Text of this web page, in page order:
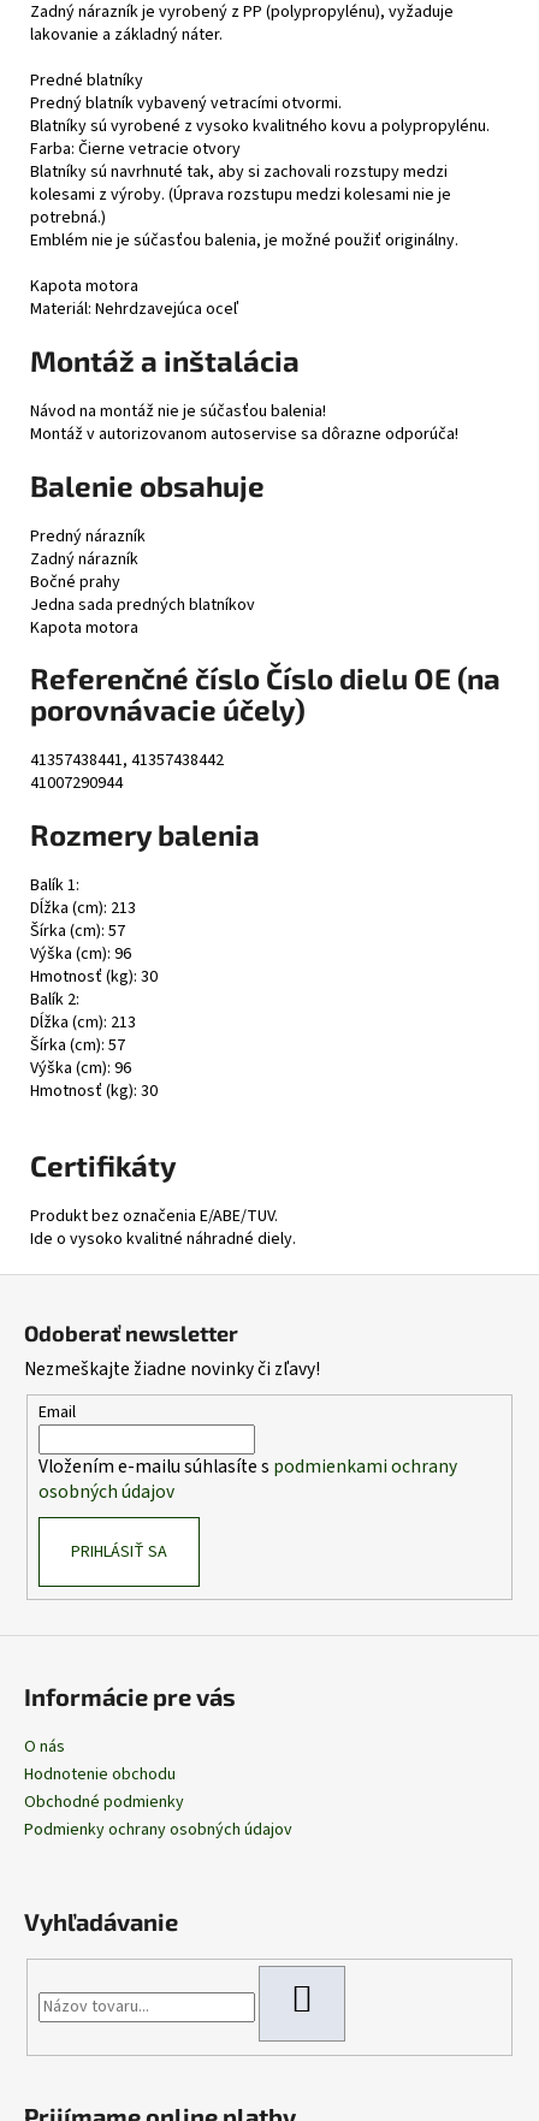
Zadný nárazník je vyrobený z PP (polypropylénu), vyžaduje
lakovanie a základný náter.
Predné blatníky
Predný blatník vybavený vetracími otvormi.
Blatníky sú vyrobené z vysoko kvalitného kovu a polypropylénu.
Farba: Čierne vetracie otvory
Blatníky sú navrhnuté tak, aby si zachovali rozstupy medzi
kolesami z výroby. (Úprava rozstupu medzi kolesami nie je
potrebná.)
Emblém nie je súčasťou balenia, je možné použiť originálny.
Kapota motora
Materiál: Nehrdzavejúca oceľ
Montáž a inštalácia
Návod na montáž nie je súčasťou balenia!
Montáž v autorizovanom autoservise sa dôrazne odporúča!
Balenie obsahuje
Predný nárazník
Zadný nárazník
Bočné prahy
Jedna sada predných blatníkov
Kapota motora
Referenčné číslo Číslo dielu OE (na
porovnávacie účely)
41357438441, 41357438442
41007290944
Rozmery balenia
Balík 1:
Dĺžka (cm): 213
Šírka (cm): 57
Výška (cm): 96
Hmotnosť (kg): 30
Balík 2:
Dĺžka (cm): 213
Šírka (cm): 57
Výška (cm): 96
Hmotnosť (kg): 30
Certifikáty
Produkt bez označenia E/ABE/TUV.
Ide o vysoko kvalitné náhradné diely.
Odoberať newsletter
Nezmeškajte žiadne novinky či zľavy!
Email
Vložením e-mailu súhlasíte s podmienkami ochrany
osobných údajov
PRIHLÁSIŤ SA
Informácie pre vás
O nás
Hodnotenie obchodu
Obchodné podmienky
Podmienky ochrany osobných údajov
Vyhľadávanie